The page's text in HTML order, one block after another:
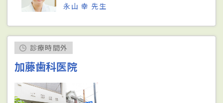
永山 幸 先生
診療時間外
加藤歯科医院